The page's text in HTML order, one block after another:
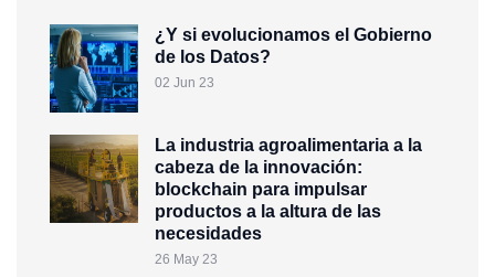
¿Y si evolucionamos el Gobierno
de los Datos?
02 Jun 23
La industria agroalimentaria a la
cabeza de la innovación:
blockchain para impulsar
productos a la altura de las
necesidades
26 May 23